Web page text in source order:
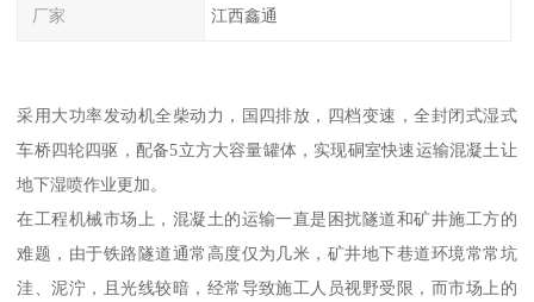
厂家 江西鑫通
采用大功率发动机全柴动力，国四排放，四档变速，全封闭式湿式
车桥四轮四驱，配备5立方大容量罐体，实现硐室快速运输混凝土让
地下湿喷作业更加。
在工程机械市场上，混凝土的运输一直是困扰隧道和矿井施工方的
难题，由于铁路隧道通常高度仅为几米，矿井地下巷道环境常常坑
洼、泥泞，且光线较暗，经常导致施工人员视野受限，而市场上的